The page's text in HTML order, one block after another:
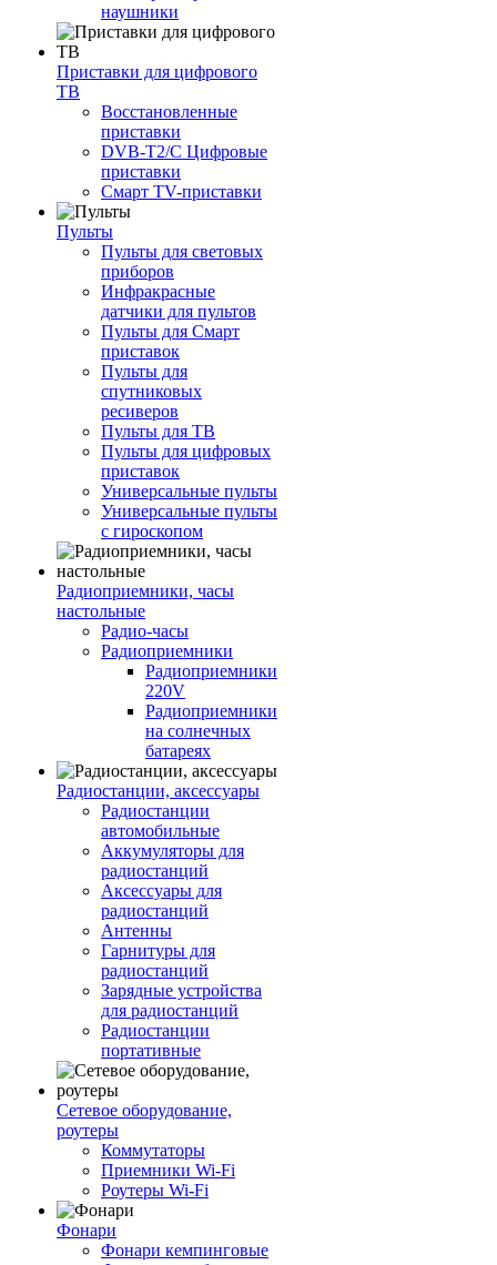
наушники
Приставки для цифрового
ТВ
Восстановленные
приставки
DVB-T2/C Цифровые
приставки
Смарт ТV-приставки
Пульты
Пульты для световых
приборов
Инфракрасные
датчики для пультов
Пульты для Смарт
приставок
Пульты для
спутниковых
ресиверов
Пульты для ТВ
Пульты для цифровых
приставок
Универсальные пульты
Универсальные пульты
с гироскопом
Радиоприемники, часы
настольные
Радио-часы
Радиоприемники
Радиоприемники
220V
Радиоприемники
на солнечных
батареях
Радиостанции, аксессуары
Радиостанции
автомобильные
Аккумуляторы для
радиостанций
Аксессуары для
радиостанций
Антенны
Гарнитуры для
радиостанций
Зарядные устройства
для радиостанций
Радиостанции
портативные
Сетевое оборудование,
роутеры
Коммутаторы
Приемники Wi-Fi
Роутеры Wi-Fi
Фонари
Фонари кемпинговые